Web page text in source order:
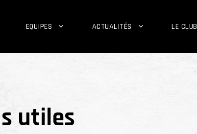
EQUIPES ACTUALITÉS LE CLUB
utiles